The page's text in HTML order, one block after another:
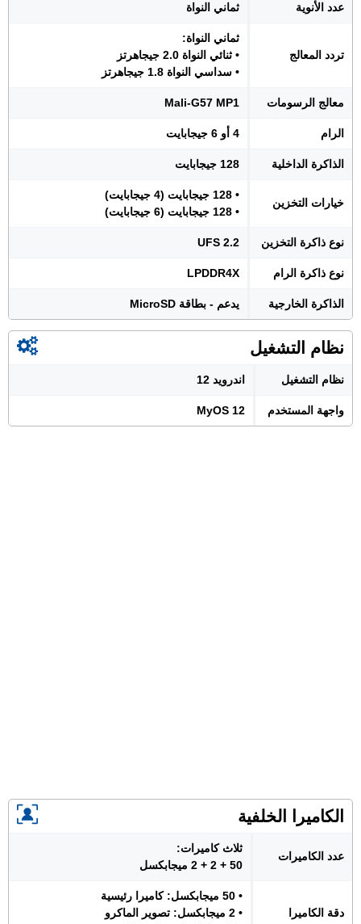
عدد الأنوية ثماني النواة
تردد المعالج
ثماني النواة:
• ثنائي النواة 2.0 جيجاهرتز
• سداسي النواة 1.8 جيجاهرتز
معالج الرسومات Mali-G57 MP1
الرام 4 أو 6 جيجابايت
الذاكرة الداخلية 128 جيجابايت
خيارات التخزين
• 128 جيجابايت (4 جيجابايت)
• 128 جيجابايت (6 جيجابايت)
نوع ذاكرة التخزين UFS 2.2
نوع ذاكرة الرام LPDDR4X
الذاكرة الخارجية يدعم - بطاقة MicroSD
نظام التشغيل
نظام التشغيل اندرويد 12
واجهة المستخدم MyOS 12
الكاميرا الخلفية
عدد الكاميرات
ثلاث كاميرات:
50 + 2 + 2 ميجابكسل
دقة الكاميرا
• 50 ميجابكسل: كاميرا رئيسية
• 2 ميجابكسل: تصوير الماكرو